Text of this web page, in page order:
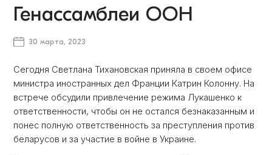
Генассамблеи ООН
30 марта, 2023
Сегодня Светлана Тихановская приняла в своем офисе
министра иностранных дел Франции Катрин Колонну. На
встрече обсудили привлечение режима Лукашенко к
ответственности, чтобы он не остался безнаказанным и
понес полную ответственность за преступления против
беларусов и за участие в войне в Украине.